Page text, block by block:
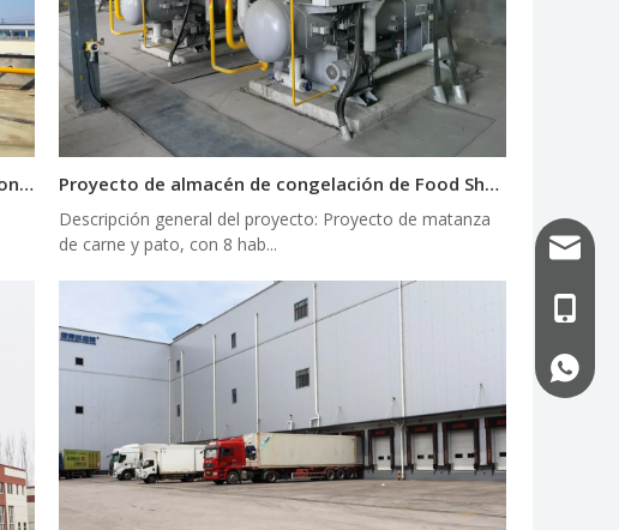
Zhicheng Duck Industry Co., Ltd. Proyecto de congelación rápida y almacenamiento en frío Proyecto de almacén de congelación de Food Shandong Liangquan
Descripción general del proyecto: Proyecto de matanza
de carne y pato, con 8 hab...
+86-